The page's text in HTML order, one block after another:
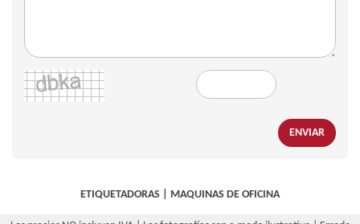
ENVIAR
ETIQUETADORAS MAQUINAS DE OFICINA